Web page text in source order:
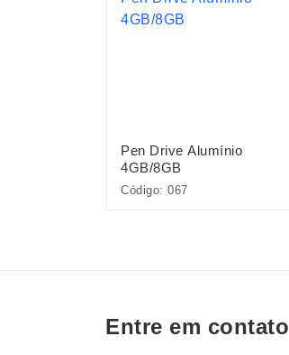
Pen Drive Alumínio
4GB/8GB
Código: 067
Entre em contato